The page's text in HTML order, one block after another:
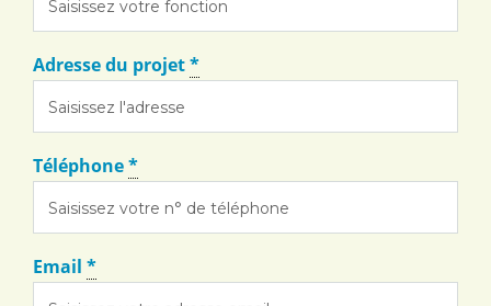
Adresse du projet*
Téléphone*
Email *